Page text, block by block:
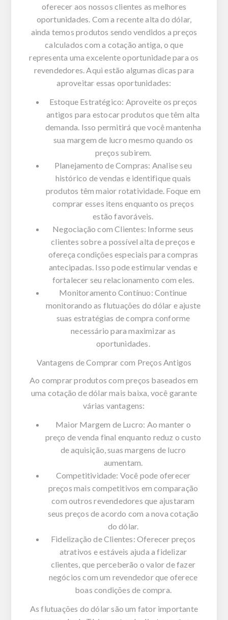
oferecer aos nossos clientes as melhores
oportunidades. Com a recente alta do dólar,
ainda temos produtos sendo vendidos a preços
calculados com a cotação antiga, o que
representa uma excelente oportunidade para os
revendedores. Aqui estão algumas dicas para
aproveitar essas oportunidades:
Estoque Estratégico: Aproveite os preços
antigos para estocar produtos que têm alta
demanda. Isso permitirá que você mantenha
sua margem de lucro mesmo quando os
preços subirem.
Planejamento de Compras: Analise seu
histórico de vendas e identifique quais
produtos têm maior rotatividade. Foque em
comprar esses itens enquanto os preços
estão favoráveis.
Negociação com Clientes: Informe seus
clientes sobre a possível alta de preços e
ofereça condições especiais para compras
antecipadas. Isso pode estimular vendas e
fortalecer seu relacionamento com eles.
Monitoramento Contínuo: Continue
monitorando as flutuações do dólar e ajuste
suas estratégias de compra conforme
necessário para maximizar as
oportunidades.
Vantagens de Comprar com Preços Antigos
Ao comprar produtos com preços baseados em
uma cotação de dólar mais baixa, você garante
várias vantagens:
Maior Margem de Lucro: Ao manter o
preço de venda final enquanto reduz o custo
de aquisição, suas margens de lucro
aumentam.
Competitividade: Você pode oferecer
preços mais competitivos em comparação
com outros revendedores que ajustaram
seus preços de acordo com a nova cotação
do dólar.
Fidelização de Clientes: Oferecer preços
atrativos e estáveis ajuda a fidelizar
clientes, que perceberão o valor de fazer
negócios com um revendedor que oferece
boas condições de compra.
As flutuações do dólar são um fator importante